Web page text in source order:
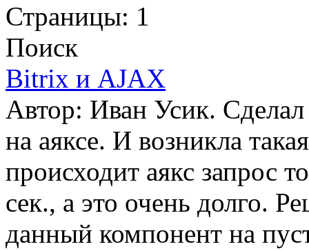
Страницы: 1
Поиск
Bitrix и AJAX
Автор: Иван Усик.
на аяксе. И возникла
происходит аякс запрос
сек., а это очень долго.
данный компонент на